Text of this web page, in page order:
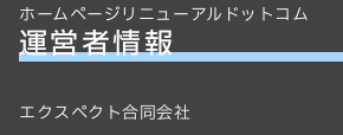
ホームページリニューアルドットコム
運営者情報
エクスペクト合同会社